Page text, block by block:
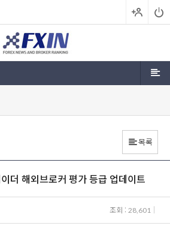
목록
더 해외브로커 평가 등급 업데이트
조회 : 28,601